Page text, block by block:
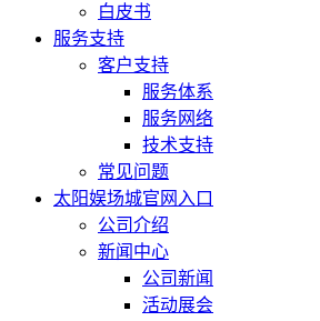
白皮书
服务支持
客户支持
服务体系
服务网络
技术支持
常见问题
太阳娱场城官网入口
公司介绍
新闻中心
公司新闻
活动展会